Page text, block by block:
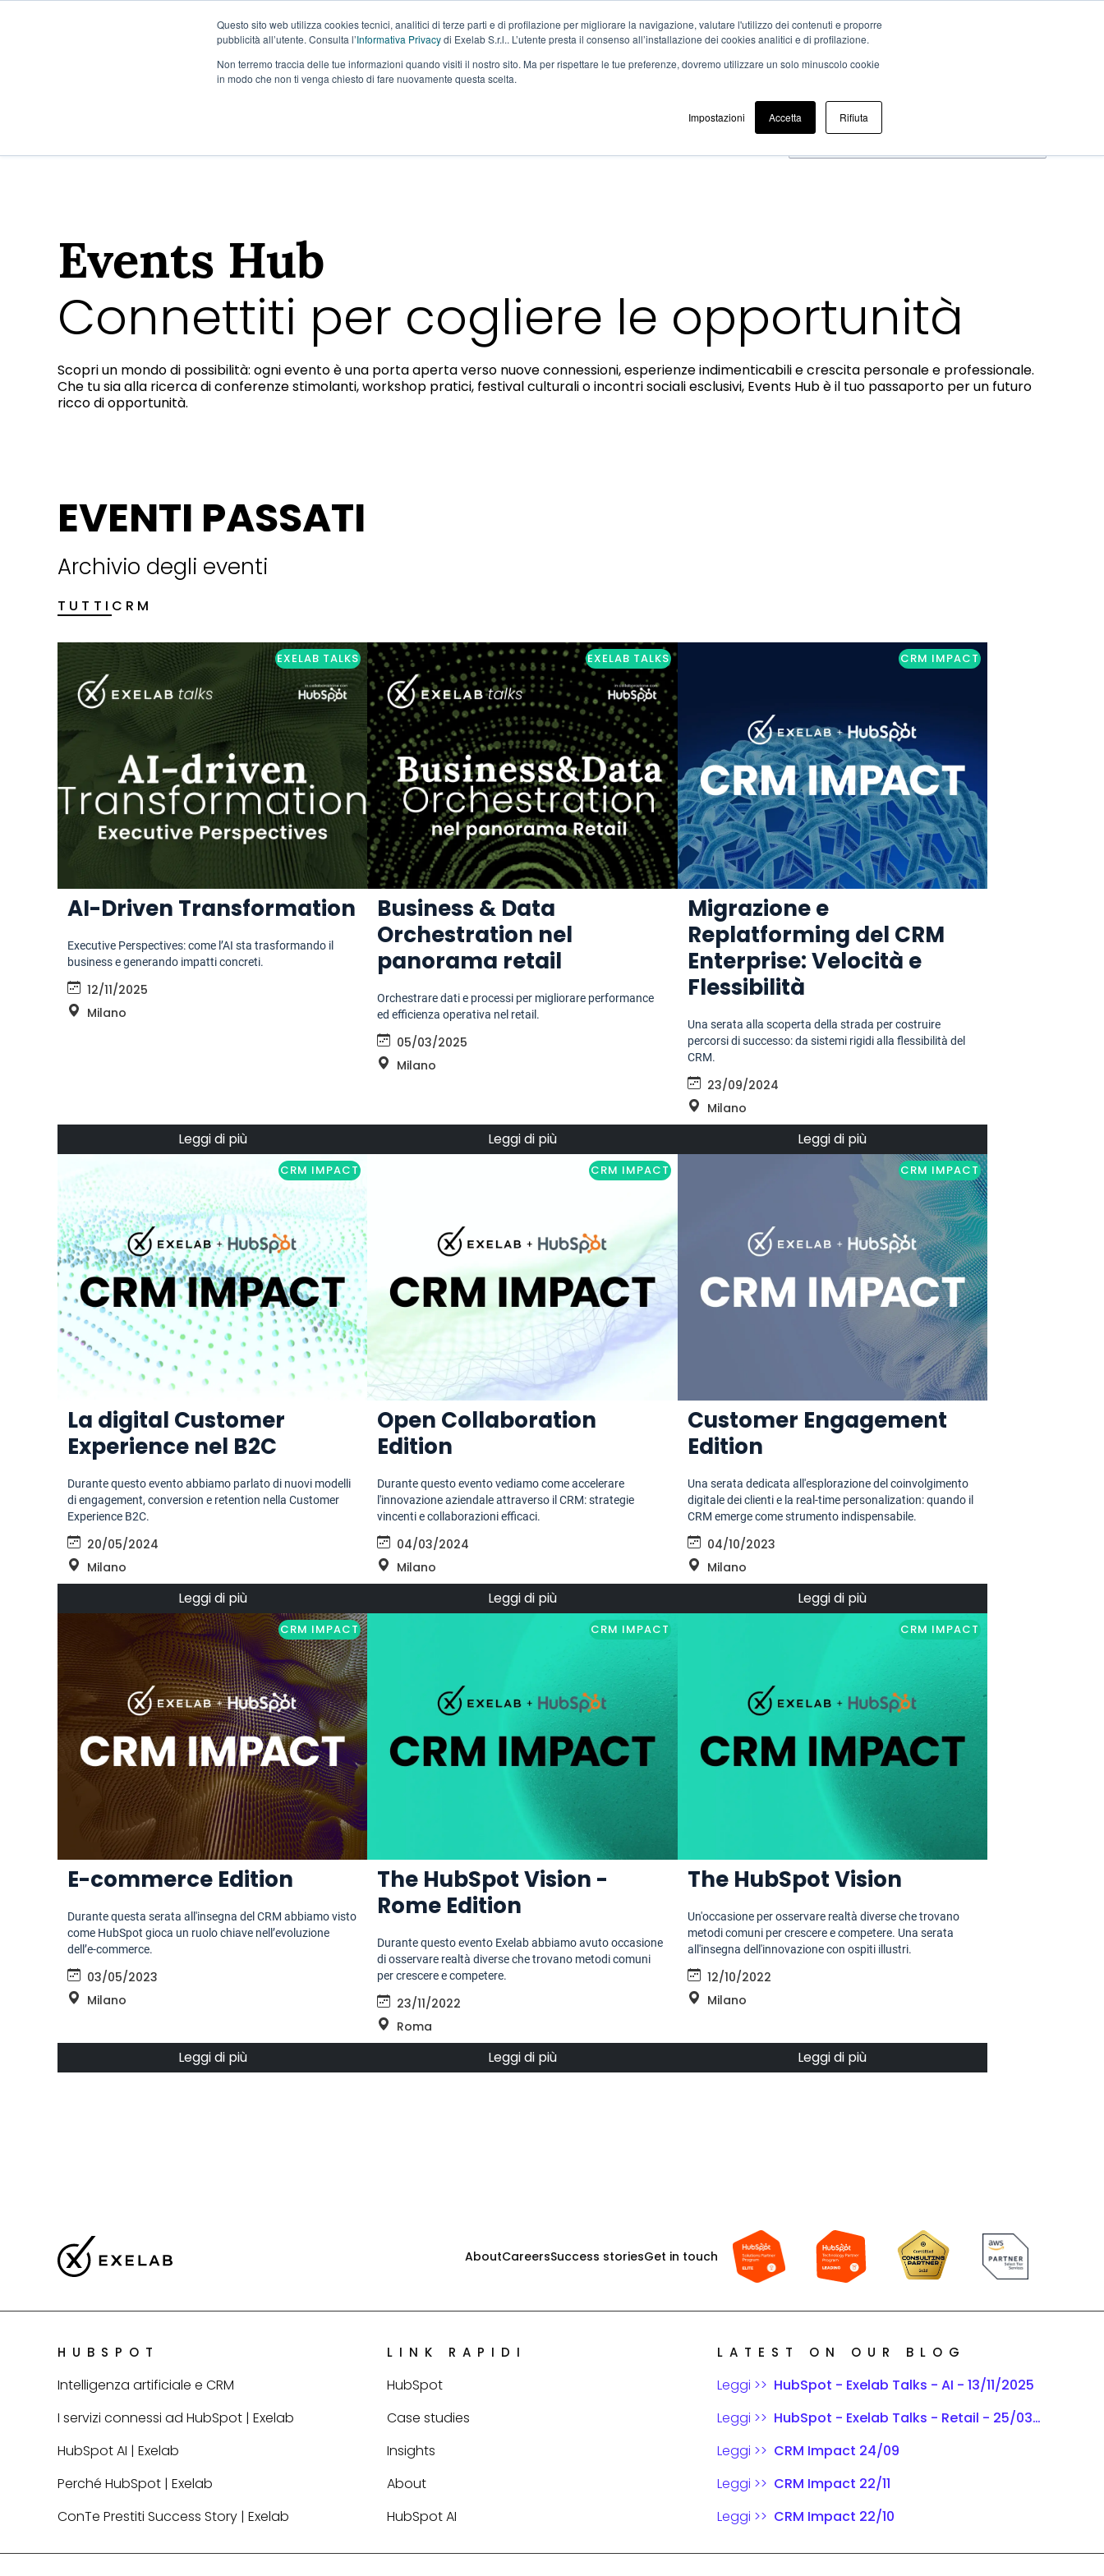
Questo sito web utilizza cookies tecnici, analitici di terze parti e di profilazione per migliorare la navigazione, valutare l'utilizzo dei contenuti e proporre
pubblicità all’utente. Consulta l’Informativa Privacydi Exelab S.r.l.. L’utente presta il consenso all’installazione dei cookies analitici e di profilazione.
Non terremo traccia delle tue informazioni quando visiti il ​​nostro sito. Ma per rispettare le tue preferenze, dovremo utilizzare un solo minuscolo cookie
in modo che non ti venga chiesto di fare nuovamente questa scelta.
Impostazioni Accetta Rifiuta
Soluzioni Tecnologia Come lavoriamo Risultati Insights Chi siamo
Events Hub
Connettiti per cogliere le opportunità
Scopri un mondo di possibilità: ogni evento è una porta aperta verso nuove connessioni, esperienze indimenticabili e crescita personale e professionale.
Che tu sia alla ricerca di conferenze stimolanti, workshop pratici, festival culturali o incontri sociali esclusivi, Events Hub è il tuo passaporto per un futuro
ricco di opportunità.
EVENTI PASSATI
Archivio degli eventi
TUTTI CRM
EXELAB TALKS
AI-Driven Transformation
Executive Perspectives: come l’AI sta trasformando il
business e generando impatti concreti.
12/11/2025
Milano
Leggi di più
EXELAB TALKS
Business & Data
Orchestration nel
panorama retail
Orchestrare dati e processi per migliorare performance
ed efficienza operativa nel retail.
05/03/2025
Milano
Leggi di più
CRM IMPACT
Migrazione e
Replatforming del CRM
Enterprise: Velocità e
Flessibilità
Una serata alla scoperta della strada per costruire
percorsi di successo: da sistemi rigidi alla flessibilità del
CRM.
23/09/2024
Milano
Leggi di più
CRM IMPACT
La digital Customer
Experience nel B2C
Durante questo evento abbiamo parlato di nuovi modelli
di engagement, conversion e retention nella Customer
Experience B2C.
20/05/2024
Milano
Leggi di più
CRM IMPACT
Open Collaboration
Edition
Durante questo evento vediamo come accelerare
l'innovazione aziendale attraverso il CRM: strategie
vincenti e collaborazioni efficaci.
04/03/2024
Milano
Leggi di più
CRM IMPACT
Customer Engagement
Edition
Una serata dedicata all'esplorazione del coinvolgimento
digitale dei clienti e la real-time personalization: quando il
CRM emerge come strumento indispensabile.
04/10/2023
Milano
Leggi di più
CRM IMPACT
E-commerce Edition
Durante questa serata all'insegna del CRM abbiamo visto
come HubSpot gioca un ruolo chiave nell’evoluzione
dell’e-commerce.
03/05/2023
Milano
Leggi di più
CRM IMPACT
The HubSpot Vision -
Rome Edition
Durante questo evento Exelab abbiamo avuto occasione
di osservare realtà diverse che trovano metodi comuni
per crescere e competere.
23/11/2022
Roma
Leggi di più
CRM IMPACT
The HubSpot Vision
Un'occasione per osservare realtà diverse che trovano
metodi comuni per crescere e competere. Una serata
all'insegna dell'innovazione con ospiti illustri.
12/10/2022
Milano
Leggi di più
AboutCareersSuccess storiesGet in touch
HUBSPOT
Intelligenza artificiale e CRM
I servizi connessi ad HubSpot | Exelab
HubSpot AI | Exelab
Perché HubSpot | Exelab
ConTe Prestiti Success Story | Exelab
LINK RAPIDI
HubSpot
Case studies
Insights
About
HubSpot AI
LATEST ON OUR BLOG
Leggi >> HubSpot - Exelab Talks - AI - 13/11/2025
Leggi >> HubSpot - Exelab Talks - Retail - 25/03/2025
Leggi >> CRM Impact 24/09
Leggi >> CRM Impact 22/11
Leggi >> CRM Impact 22/10